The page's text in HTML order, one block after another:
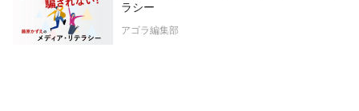
ラシー
アゴラ編集部